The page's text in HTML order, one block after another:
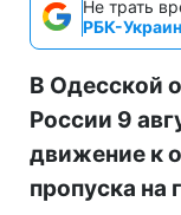
Не трать
РБК-
В Одесской
России 9
движение к
пропуска на